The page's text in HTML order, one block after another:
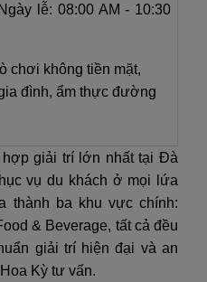
lễ: 08:00 AM - 10:30
chơi không tiền mặt,
đình, ẩm thực đường
giải trí lớn nhất tại Đà
vụ du khách ở mọi lứa
thành ba khu vực chính:
& Beverage, tất cả đều
giải trí hiện đại và an
Kỳ tư vấn.